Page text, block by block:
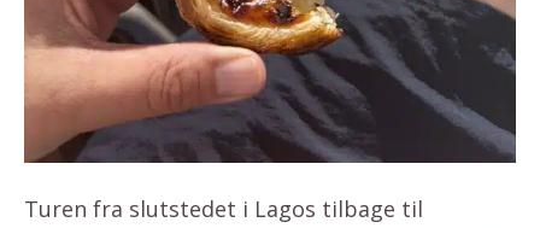
Turen fra slutstedet i Lagos tilbage til